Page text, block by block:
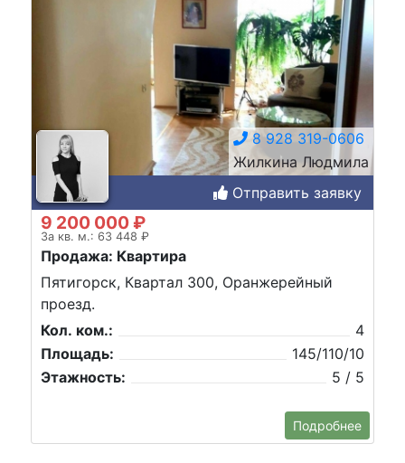
8 928 319-0606
Жилкина Людмила
Отправить заявку
9 200 000 ₽
За кв. м.: 63 448 ₽
Продажа: Квартира
Пятигорск, Квартал 300, Оранжерейный
проезд.
Кол. ком.:
4
Площадь:
145/110/10
Этажность:
5 / 5
Подробнее